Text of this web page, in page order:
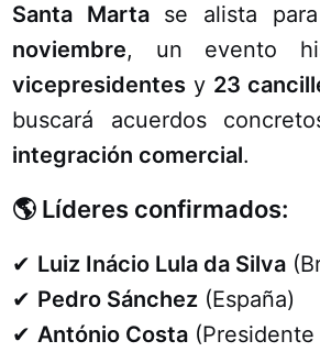
Santa Martase alista
noviembre, un evento
vicepresidentes y 23
buscará acuerdos
integración comercial.
🌎 Líderes confirmados:
✔ Luiz Inácio Lula da Silva
✔ Pedro Sánchez (España)
✔ António Costa